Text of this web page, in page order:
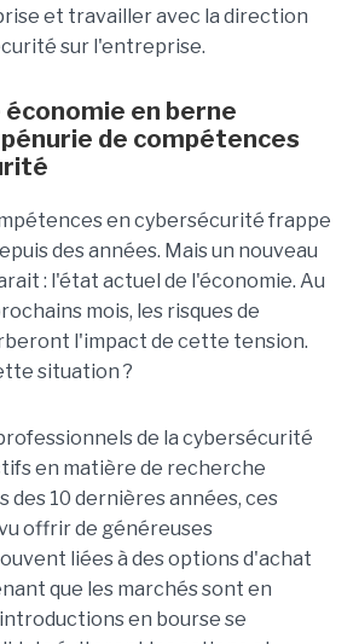
et travailler avec la direction
sur l'entreprise.
économie en berne
de compétences
en cybersécurité frappe
des années. Mais un nouveau
: l'état actuel de l'économie. Au
mois, les risques de
l'impact de cette tension.
situation ?
de la cybersécurité
en matière de recherche
des 10 dernières années, ces
offrir de généreuses
liées à des options d'achat
que les marchés sont en
en bourse se